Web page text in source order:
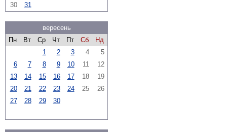
30
31
вересень
Пн
Вт Ср Чт Пт Сб
Нд
1
2 3 4
5
6
7 8 9 10 11
12
13
14 15 16 17 18
19
20
21 22 23 24 25
26
27
28 29 30